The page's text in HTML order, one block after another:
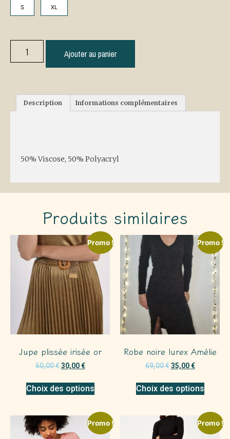
S XL
Ajouter au panier
Description Informations complémentaires
50% Viscose, 50% Polyacryl
Produits similaires
Promo !
Jupe plissée irisée or
60,00€ 30,00€
Choix des options
Promo !
Robe noire lurex Amélie
69,00€ 35,00€
Choix des options
Promo ! Promo !